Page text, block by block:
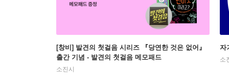
[창비] 발견의 첫걸음 시리즈 『당연한 것은 없어』
출간 기념 - 발견의 첫걸음 메모패드
소진시
자
소